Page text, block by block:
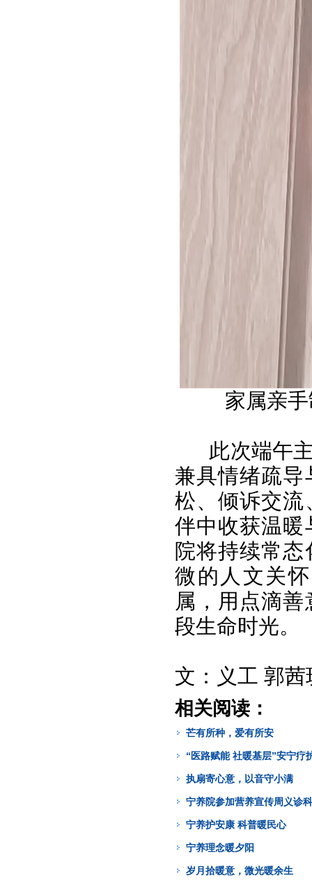
家属亲
此次端午
兼具情绪疏
松、倾诉交流
伴中收获温暖
院将持续常
微的人文关
属，用点滴
段生命时光。
文：义工 郭
相关阅读：
芒有所种，爱有所安
“医路赋能 社暖基层”安宁疗
执扇寄心意，以音守小满
宁养院参加营养宣传周义诊
宁养护安康 科普暖民心
宁养理念暖夕阳
岁月拾暖意，微光暖余生